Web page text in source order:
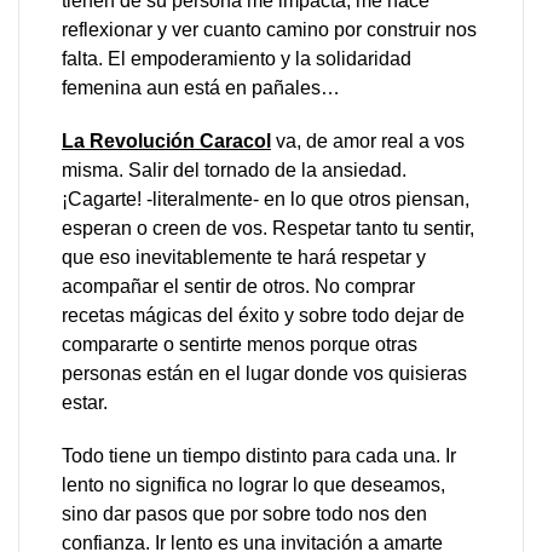
reflexionar y ver cuanto camino por construir nos
falta. El empoderamiento y la solidaridad
femenina aun está en pañales…
La Revolución Caracol va, de amor real a vos
misma. Salir del tornado de la ansiedad.
¡Cagarte! -literalmente- en lo que otros piensan,
esperan o creen de vos. Respetar tanto tu sentir,
que eso inevitablemente te hará respetar y
acompañar el sentir de otros. No comprar
recetas mágicas del éxito y sobre todo dejar de
compararte o sentirte menos porque otras
personas están en el lugar donde vos quisieras
estar.
Todo tiene un tiempo distinto para cada una. Ir
lento no significa no lograr lo que deseamos,
sino dar pasos que por sobre todo nos den
confianza. Ir lento es una invitación a amarte